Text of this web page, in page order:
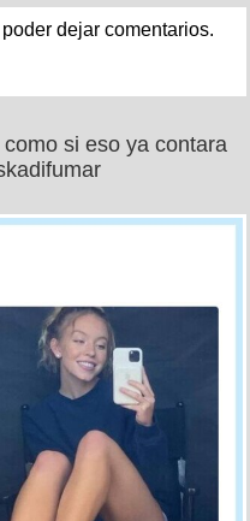
dejar comentarios.
si eso ya contara